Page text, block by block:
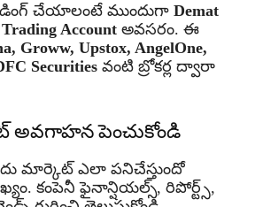
చేయాలంటే ముందుగా Demat
Trading Account అవసరం. ఈ
Groww, Upstox, AngelOne,
Securities వంటి బ్రోకర్ల ద్వారా
అవగాహన పెంచుకోండి
మార్కెట్ ఎలా పనిచేస్తుందో
కంపెనీ ఫైనాన్షియల్స్, రిపోర్ట్స్,